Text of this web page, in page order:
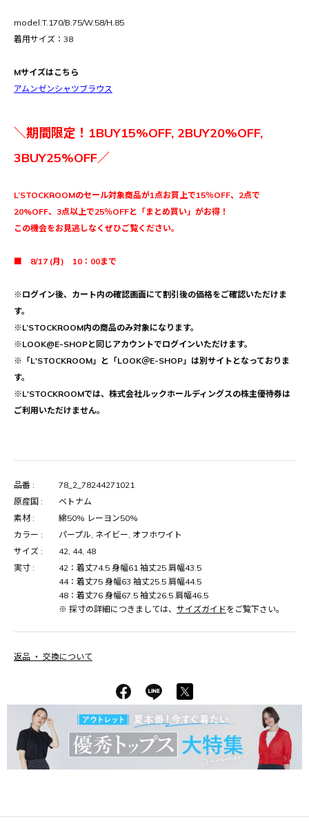
model:T.170/B.75/W.58/H.85
着用サイズ：38
Mサイズはこちら
アムンゼンシャツブラウス
＼期間限定！1BUY15%OFF, 2BUY20%OFF,
3BUY25%OFF／
L’STOCKROOMのセール対象商品が1点お買上で15％OFF、2点で
20%OFF、3点以上で25％OFFと「まとめ買い」がお得！
この機会をお見逃しなくぜひご覧ください。
■ 8/17 (月) 10：00まで
※ログイン後、カート内の確認画面にて割引後の価格をご確認いただけま
す。
※L’STOCKROOM内の商品のみ対象になります。
※LOOK@E-SHOPと同じアカウントでログインいただけます。
※「L'STOCKROOM」と「LOOK＠E-SHOP」は別サイトとなっておりま
す。
※L'STOCKROOMでは、株式会社ルックホールディングスの株主優待券は
ご利用いただけません。
品番 :
78_2_78244271021
原産国 :
ベトナム
素材 :
綿50% レーヨン50%
カラー :
パープル, ネイビー, オフホワイト
サイズ :
42, 44, 48
実寸 :
42：着丈74.5 身幅61 袖丈25 肩幅43.5
44：着丈75 身幅63 袖丈25.5 肩幅44.5
48：着丈76 身幅67.5 袖丈26.5 肩幅46.5
※ 採寸の詳細につきましては、 サイズガイドをご覧下さい。
返品 ・ 交換について